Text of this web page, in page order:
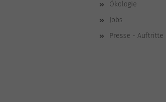
Ökologie
Jobs
Presse - Auftritte